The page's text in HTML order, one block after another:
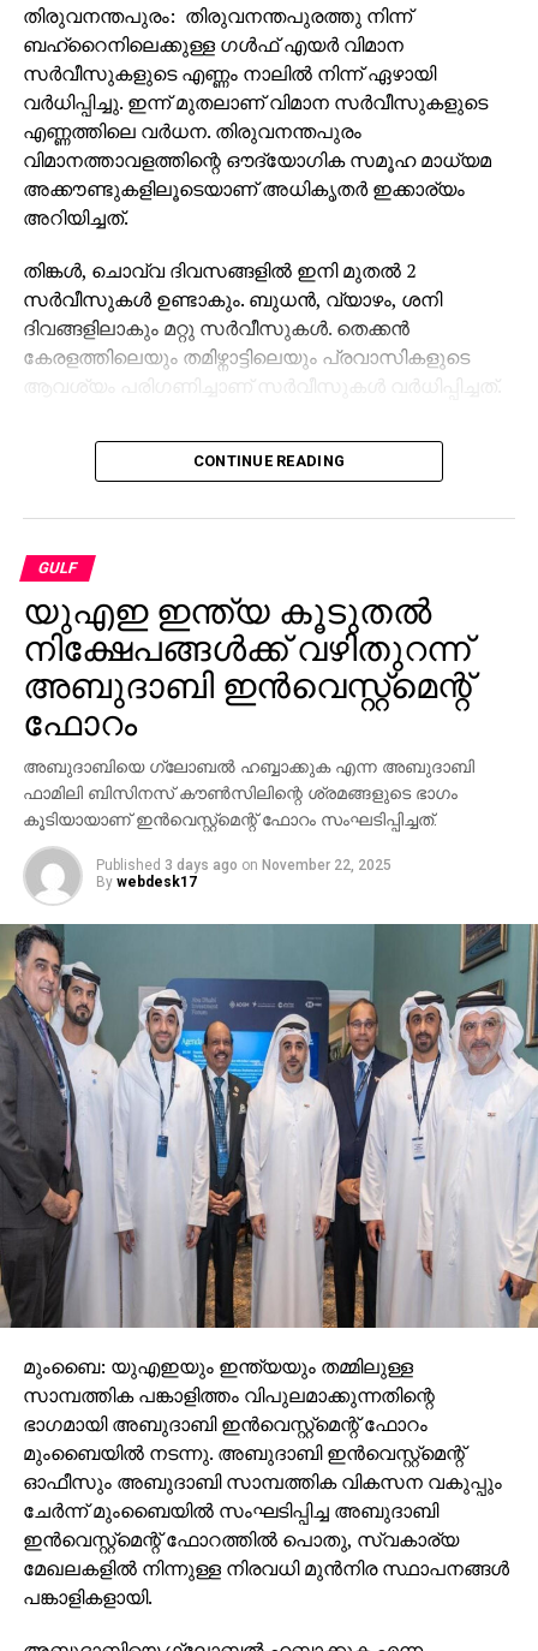
തിരുവനന്തപുരം: തിരുവനന്തപുരത്തു നിന്ന്
ബഹ്റൈനിലെക്കുള്ള ഗൾഫ് എയർ വിമാന
സർവീസുകളുടെ എണ്ണം നാലിൽ നിന്ന് ഏഴായി
വർധിപ്പിച്ചു. ഇന്ന് മുതലാണ് വിമാന സർവീസുകളുടെ
എണ്ണത്തിലെ വർധന. തിരുവനന്തപുരം
വിമാനത്താവളത്തിന്റെ ഔദ്യോഗിക സമൂഹ മാധ്യമ
അക്കൗണ്ടുകളിലൂടെയാണ് അധികൃതർ ഇക്കാര്യം
അറിയിച്ചത്.
തിങ്കൾ, ചൊവ്വ ദിവസങ്ങളിൽ ഇനി മുതൽ 2
സർവീസുകൾ ഉണ്ടാകും. ബുധൻ, വ്യാഴം, ശനി
ദിവങ്ങളിലാകും മറ്റു സർവീസുകൾ. തെക്കൻ
കേരളത്തിലെയും തമിഴ്നാട്ടിലെയും പ്രവാസികളുടെ
ആവശ്യം പരിഗണിച്ചാണ് സർവീസുകൾ വർധിപ്പിച്ചത്.
CONTINUE READING
GULF
യുഎഇ ഇന്ത്യ കൂടുതല്‍
നിക്ഷേപങ്ങള്‍ക്ക് വഴിതുറന്ന്
അബുദാബി ഇന്‍വെസ്റ്റ്‌മെന്റ്
ഫോറം
അബുദാബിയെ ഗ്ലോബല്‍ ഹബ്ബാക്കുക എന്ന അബുദാബി
ഫാമിലി ബിസിനസ് കൗണ്‍സിലിന്റെ ശ്രമങ്ങളുടെ ഭാഗം
കൂടിയായാണ് ഇന്‍വെസ്റ്റ്‌മെന്റ് ഫോറം സംഘടിപ്പിച്ചത്.
Published 3 days ago on November 22, 2025
By webdesk17
മുംബൈ: യുഎഇയും ഇന്ത്യയും തമ്മിലുള്ള
സാമ്പത്തിക പങ്കാളിത്തം വിപുലമാക്കുന്നതിന്റെ
ഭാഗമായി അബുദാബി ഇന്‍വെസ്റ്റ്‌മെന്റ് ഫോറം
മുംബൈയില്‍ നടന്നു. അബുദാബി ഇന്‍വെസ്റ്റ്മെന്റ്
ഓഫീസും അബുദാബി സാമ്പത്തിക വികസന വകുപ്പും
ചേര്‍ന്ന് മുംബൈയില്‍ സംഘടിപ്പിച്ച അബുദാബി
ഇന്‍വെസ്റ്റ്‌മെന്റ് ഫോറത്തില്‍ പൊതു, സ്വകാര്യ
മേഖലകളില്‍ നിന്നുള്ള നിരവധി മുന്‍നിര സ്ഥാപനങ്ങള്‍
പങ്കാളികളായി.